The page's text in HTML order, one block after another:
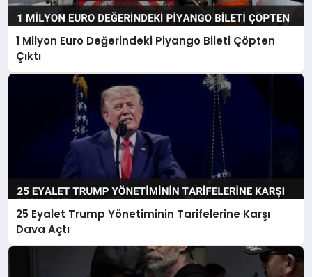
1 Milyon Euro Değerindeki Piyango Bileti Çöpten
Çıktı
25 Eyalet Trump Yönetiminin Tarifelerine Karşı
Dava Açtı